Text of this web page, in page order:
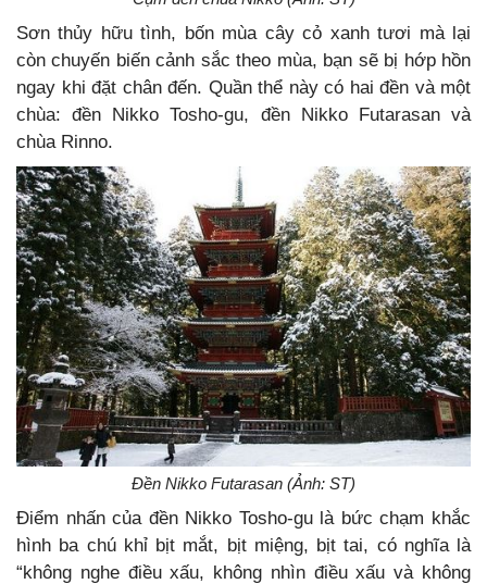
Sơn thủy hữu tình, bốn mùa cây cỏ xanh tươi mà lại
còn chuyến biến cảnh sắc theo mùa, bạn sẽ bị hớp hồn
ngay khi đặt chân đến. Quần thể này có hai đền và một
chùa: đền Nikko Tosho-gu, đền Nikko Futarasan và
chùa Rinno.
Đền Nikko Futarasan (Ảnh: ST)
Điểm nhấn của đền Nikko Tosho-gu là bức chạm khắc
hình ba chú khỉ bịt mắt, bịt miệng, bịt tai, có nghĩa là
“không nghe điều xấu, không nhìn điều xấu và không